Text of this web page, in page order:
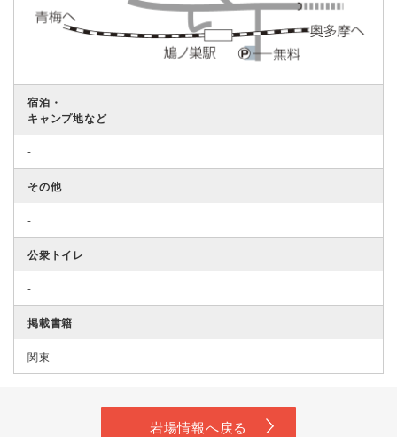
宿泊・
キャンプ地など
-
その他
-
公衆トイレ
-
掲載書籍
関東
岩場情報へ戻る